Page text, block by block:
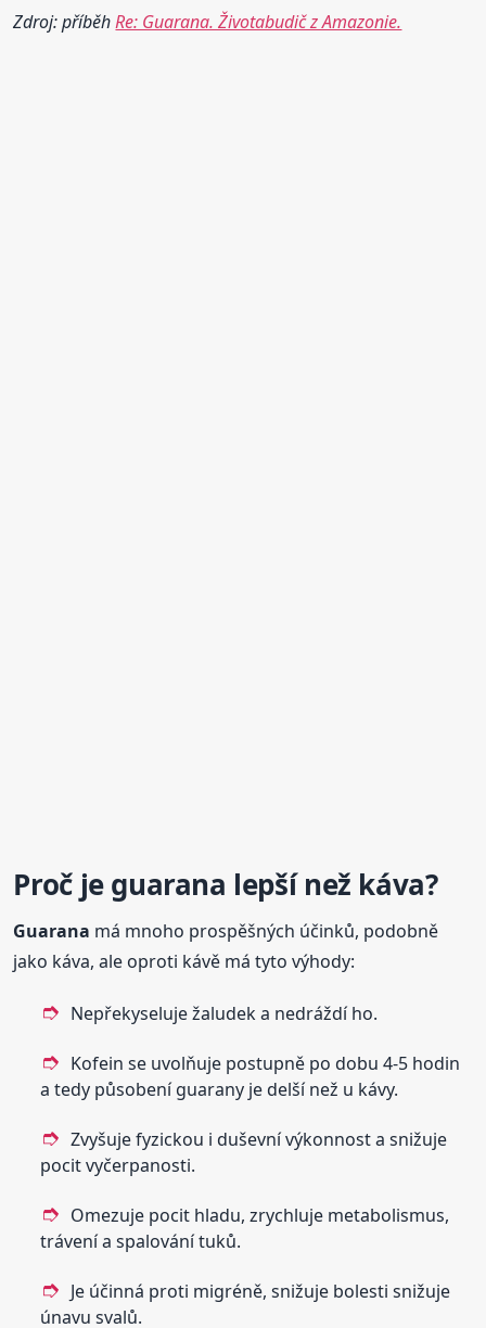
Zdroj: příběhRe: Guarana. Životabudič z Amazonie.
Proč jeguarana lepší než káva?
Guarana má mnoho prospěšných účinků, podobně
jako káva, ale oproti kávě má tyto výhody:
Nepřekyseluje žaludek a nedráždí ho.
Kofein se uvolňuje postupně po dobu 4-5 hodin
a tedy působení guarany je delší než u kávy.
Zvyšuje fyzickou i duševní výkonnost a snižuje
pocit vyčerpanosti.
Omezuje pocit hladu, zrychluje metabolismus,
trávení a spalování tuků.
Je účinná proti migréně, snižuje bolesti snižuje
únavu svalů.